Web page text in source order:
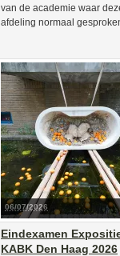
van de academie waar
afdeling normaal
06/07/2026
Eindexamen
KABK Den Haag 2026